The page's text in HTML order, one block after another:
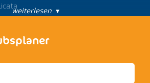
weiterlesen▾